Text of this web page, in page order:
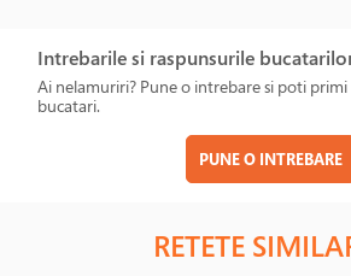
Intrebarile si raspunsurile
Ai nelamuriri? Pune o intrebare si poti
bucatari.
PUNE O INTREBARE
RETETE